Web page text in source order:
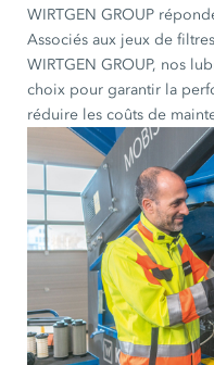
WIRTGEN GROUP
Associés aux jeux de
WIRTGEN GROUP, nos
choix pour garantir la
réduire les coûts de